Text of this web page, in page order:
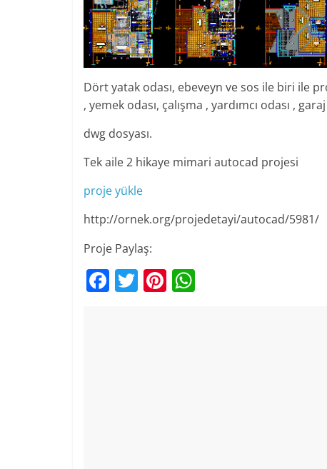
Dört yatak odası, ebeveyn ve sos ile biri ile
, yemek odası, çalışma , yardımcı odası ,
dwg dosyası.
Tek aile 2 hikaye mimari autocad projesi
proje yükle
http://ornek.org/projedetayi/autocad/5981/
Proje Paylaş:
F T Pi